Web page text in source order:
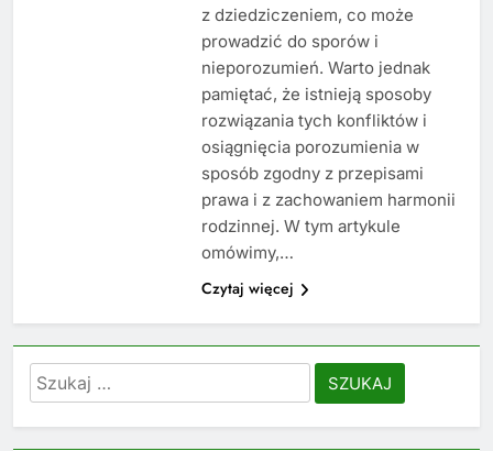
z dziedziczeniem, co może
prowadzić do sporów i
nieporozumień. Warto jednak
pamiętać, że istnieją sposoby
rozwiązania tych konfliktów i
osiągnięcia porozumienia w
sposób zgodny z przepisami
prawa i z zachowaniem harmonii
rodzinnej. W tym artykule
omówimy,…
Czytaj więcej
Szukaj: